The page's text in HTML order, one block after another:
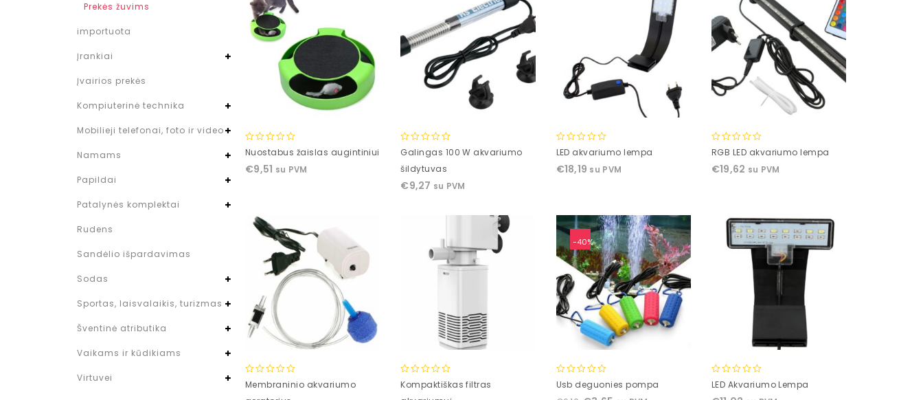
0
of
Nuostabus žaislas augintiniui
€9,51 su PVM
0
of
5
Galingas 100 W akvariumo
šildytuvas
€9,27 su PVM
0
of
LED akvariumo lempa
€18,19 su PVM
0
of
RGB LED akvariumo lempa
€19,62 su PVM
0
Membraninio akvariumo
0
Kompaktiškas filtras
-40%
0
Usb deguonies pompa
0
LED Akvariumo Lempa
Prekės žuvims
importuota
Įrankiai
Įvairios prekės
Kompiuterinė technika
Mobilieji telefonai, foto ir video
Namams
Papildai
Patalynės komplektai
Rudens
Sandėlio išpardavimas
Sodas
Sportas, laisvalaikis, turizmas
Šventinė atributika
Vaikams ir kūdikiams
Virtuvei